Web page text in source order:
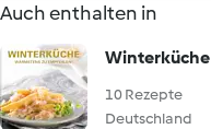
Auch enthalten in
Winterküche
10 Rezepte
Deutschland